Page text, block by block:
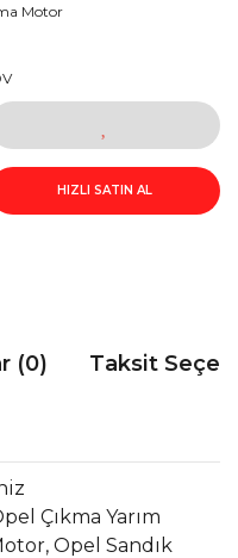
Motor
HIZLI SATIN AL
(0) Taksit
Çıkma Yarım
Opel Sandık